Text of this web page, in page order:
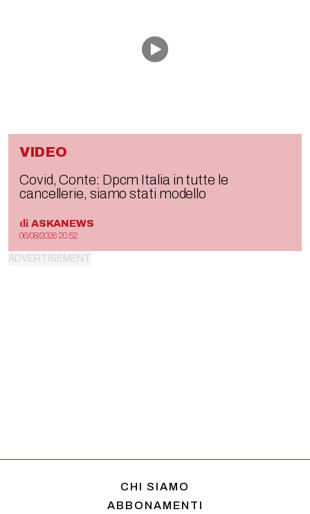
VIDEO
Covid, Conte: Dpcm Italia in tutte le
cancellerie, siamo stati modello
di ASKANEWS
06/08/2026 20:52
CHI SIAMO
ABBONAMENTI